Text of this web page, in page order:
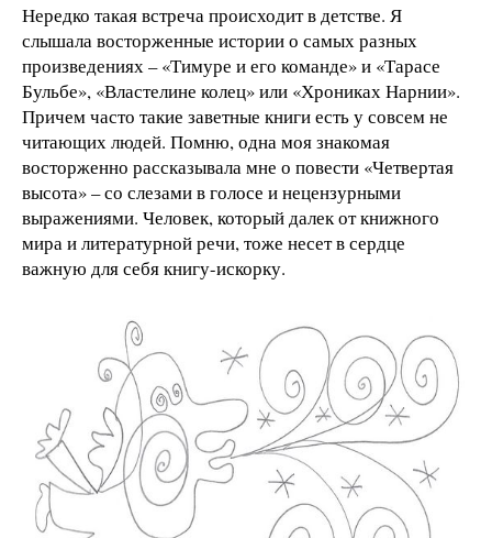
Нередко такая встреча происходит в детстве. Я
слышала восторженные истории о самых разных
произведениях – «Тимуре и его команде» и «Тарасе
Бульбе», «Властелине колец» или «Хрониках Нарнии».
Причем часто такие заветные книги есть у совсем не
читающих людей. Помню, одна моя знакомая
восторженно рассказывала мне о повести «Четвертая
высота» – со слезами в голосе и нецензурными
выражениями. Человек, который далек от книжного
мира и литературной речи, тоже несет в сердце
важную для себя книгу-искорку.